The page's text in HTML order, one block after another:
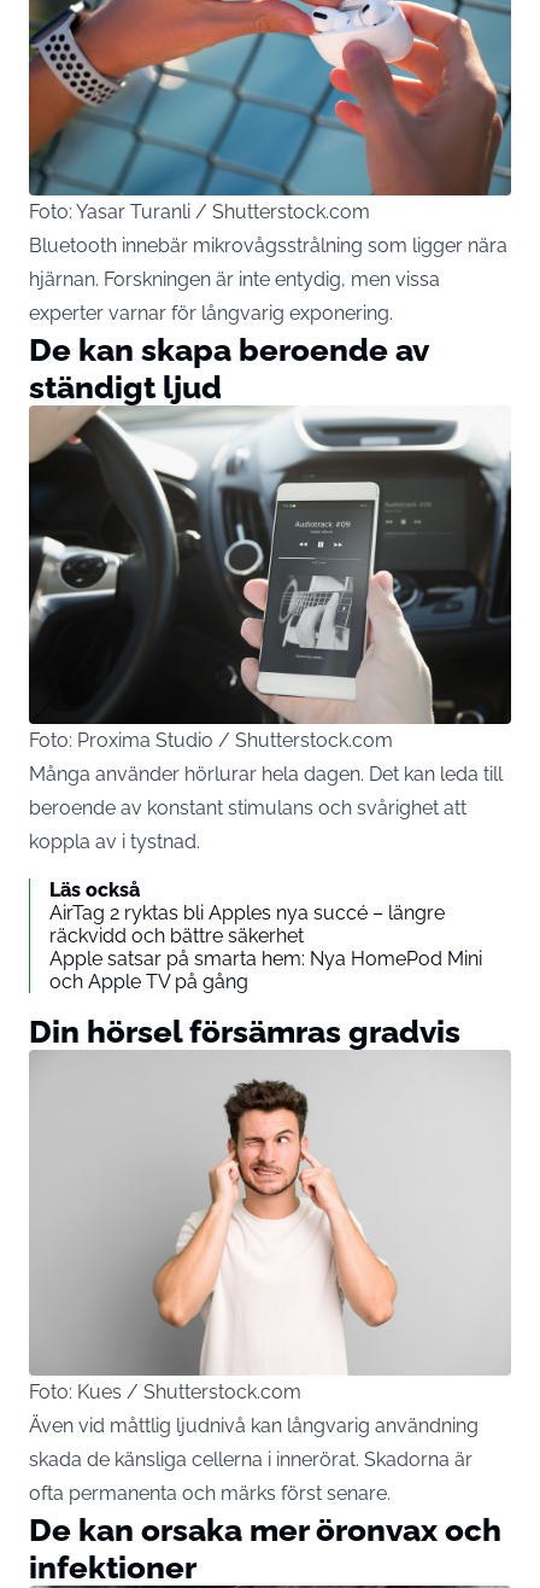
Foto: Yasar Turanli / Shutterstock.com
Bluetooth innebär mikrovågsstrålning som ligger nära
hjärnan. Forskningen är inte entydig, men vissa
experter varnar för långvarig exponering.
De kan skapa beroende av
ständigt ljud
Foto: Proxima Studio / Shutterstock.com
Många använder hörlurar hela dagen. Det kan leda till
beroende av konstant stimulans och svårighet att
koppla av i tystnad.
Läs också
AirTag 2 ryktas bli Apples nya succé – längre
räckvidd och bättre säkerhet
Apple satsar på smarta hem: Nya HomePod Mini
och Apple TV på gång
Din hörsel försämras gradvis
Foto: Kues / Shutterstock.com
Även vid måttlig ljudnivå kan långvarig användning
skada de känsliga cellerna i innerörat. Skadorna är
ofta permanenta och märks först senare.
De kan orsaka mer öronvax och
infektioner